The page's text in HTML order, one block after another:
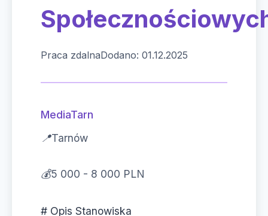
Praca zdalnaDodano: 01.12.2025
MediaTarn
📍Tarnów
💰5 000 - 8 000 PLN
# Opis Stanowiska